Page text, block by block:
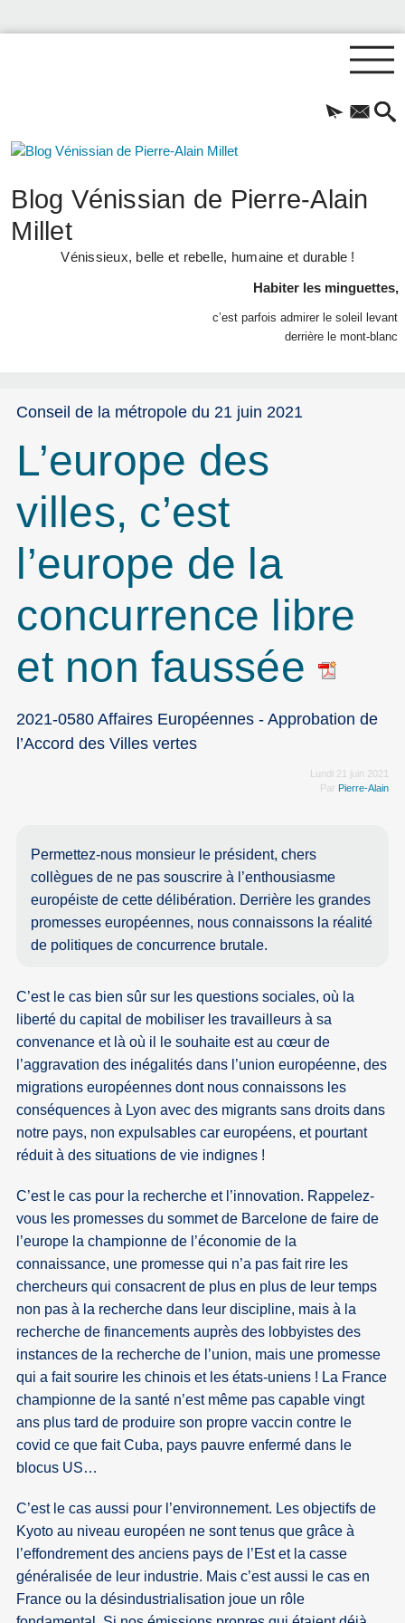
Blog Vénissian de Pierre-Alain
Millet
Vénissieux, belle et rebelle, humaine et durable !
Habiter les minguettes,
c’est parfois admirer le soleil levant
derrière le mont-blanc
Conseil de la métropole du 21 juin 2021
L’europe des
villes, c’est
l’europe de la
concurrence libre
et non faussée
2021-0580 Affaires Européennes - Approbation de
l’Accord des Villes vertes
Lundi 21 juin 2021
Par Pierre-Alain
Permettez-nous monsieur le président, chers
collègues de ne pas souscrire à l’enthousiasme
européiste de cette délibération. Derrière les grandes
promesses européennes, nous connaissons la réalité
de politiques de concurrence brutale.
C’est le cas bien sûr sur les questions sociales, où la
liberté du capital de mobiliser les travailleurs à sa
convenance et là où il le souhaite est au cœur de
l’aggravation des inégalités dans l’union européenne, des
migrations européennes dont nous connaissons les
conséquences à Lyon avec des migrants sans droits dans
notre pays, non expulsables car européens, et pourtant
réduit à des situations de vie indignes !
C’est le cas pour la recherche et l’innovation. Rappelez-
vous les promesses du sommet de Barcelone de faire de
l’europe la championne de l’économie de la
connaissance, une promesse qui n’a pas fait rire les
chercheurs qui consacrent de plus en plus de leur temps
non pas à la recherche dans leur discipline, mais à la
recherche de financements auprès des lobbyistes des
instances de la recherche de l’union, mais une promesse
qui a fait sourire les chinois et les états-uniens ! La France
championne de la santé n’est même pas capable vingt
ans plus tard de produire son propre vaccin contre le
covid ce que fait Cuba, pays pauvre enfermé dans le
blocus US…
C’est le cas aussi pour l’environnement. Les objectifs de
Kyoto au niveau européen ne sont tenus que grâce à
l’effondrement des anciens pays de l’Est et la casse
généralisée de leur industrie. Mais c’est aussi le cas en
France ou la désindustrialisation joue un rôle